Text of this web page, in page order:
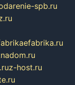
spb.ru
z-host.ru